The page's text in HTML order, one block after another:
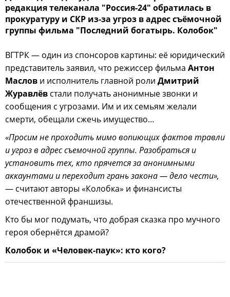
редакция телеканала "Россия-24" обратилась в
прокуратуру и СКР из-за угроз в адрес съёмочной
группы фильма "Последний богатырь. Колобок"
ВГТРК — один из спонсоров картины: её юридический
представитель заявил, что режиссер фильма Антон
Маслов и исполнитель главной роли Дмитрий
Журавлёв стали получать анонимные звонки и
сообщения с угрозами. Им и их семьям желали
смерти, обещали сжечь имущество…
«Просим не проходить мимо вопиющих фактов травли
и угроз в адрес съемочной группы. Разобраться и
установить тех, кто прячется за анонимными
аккаунтами и переходит грань закона — дело чести»,
— считают авторы «Колобка» и финансисты
отечественной франшизы.
Кто бы мог подумать, что добрая сказка про мучного
героя обернётся драмой?
Колобок и «Человек-паук»: кто кого?